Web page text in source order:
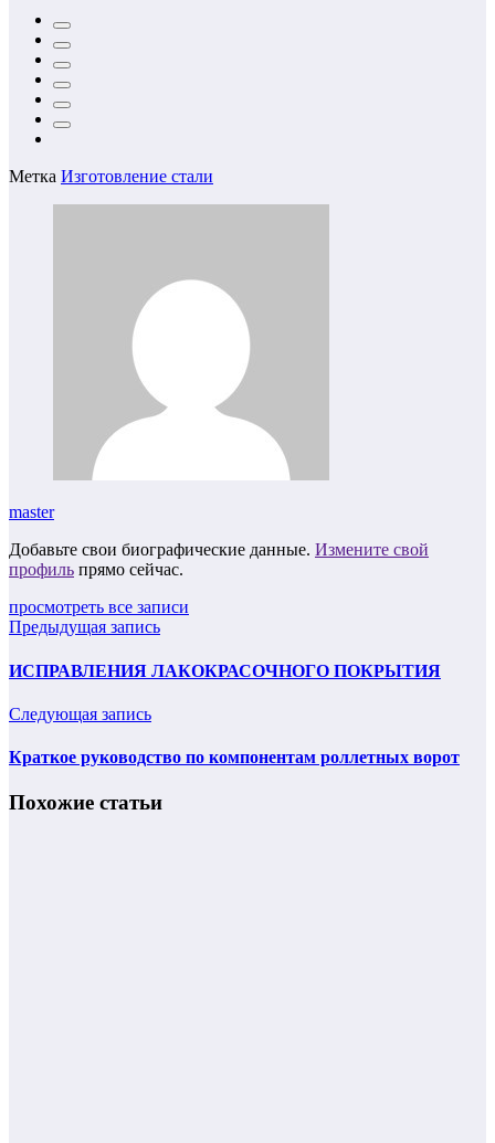
Метка Изготовление стали
master
Добавьте свои биографические данные. Измените свой
профиль прямо сейчас.
просмотреть все записи
Предыдущая запись
ИСПРАВЛЕНИЯ ЛАКОКРАСОЧНОГО ПОКРЫТИЯ
Следующая запись
Краткое руководство по компонентам роллетных ворот
Похожие статьи